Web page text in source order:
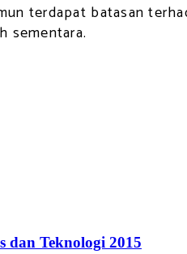
terdapat batasan
sementara.
dan Teknologi 2015